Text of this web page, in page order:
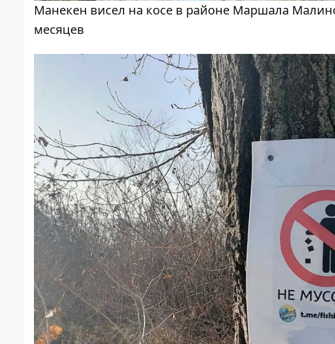
Манекен висел на косе в районе Маршала
месяцев